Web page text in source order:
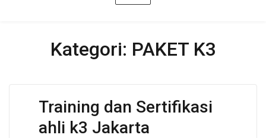
Kategori: PAKET K3
Training dan Sertifikasi
ahli k3 Jakarta